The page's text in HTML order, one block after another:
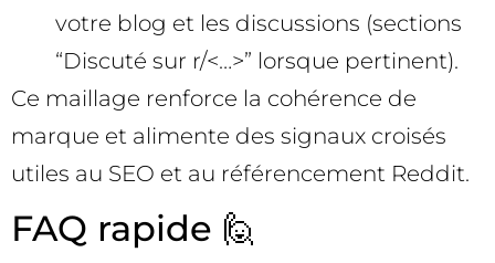
votre blog et les discussions (sections
“Discuté sur r/<…>” lorsque pertinent).
Ce maillage renforce la cohérence de
marque et alimente des signaux croisés
utiles au SEO et au référencement Reddit.
FAQ rapide 🙋